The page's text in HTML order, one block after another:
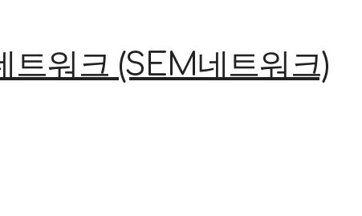
트워크 (SEM네트워크)